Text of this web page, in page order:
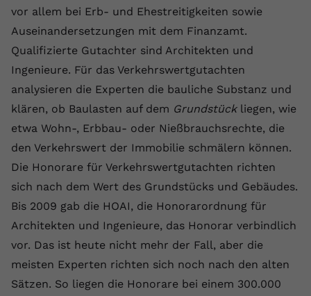
vor allem bei Erb- und Ehestreitigkeiten sowie
Auseinandersetzungen mit dem Finanzamt.
Qualifizierte Gutachter sind Architekten und
Ingenieure. Für das Verkehrswertgutachten
analysieren die Experten die bauliche Substanz und
klären, ob Baulasten auf dem Grundstückliegen, wie
etwa Wohn-, Erbbau- oder Nießbrauchsrechte, die
den Verkehrswert der Immobilie schmälern können.
Die Honorare für Verkehrswertgutachten richten
sich nach dem Wert des Grundstücks und Gebäudes.
Bis 2009 gab die HOAI, die Honorarordnung für
Architekten und Ingenieure, das Honorar verbindlich
vor. Das ist heute nicht mehr der Fall, aber die
meisten Experten richten sich noch nach den alten
Sätzen. So liegen die Honorare bei einem 300.000
Zweck
Daten darüber zu speichern, welche
Videos von YouTube der Nutzer
gesehen hat.
Anbieter Youtube.com
Laufzeit Session
Zweck
Dieser von YouTube gesetzte Cookie
registriert eine eindeutige ID, um
Daten darüber zu speichern, welche
gesehen hat.